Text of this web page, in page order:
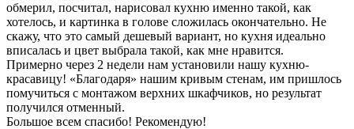
обмерил, посчитал, нарисовал кухню именно такой, как
хотелось, и картинка в голове сложилась окончательно. Не
скажу, что это самый дешевый вариант, но кухня идеально
вписалась и цвет выбрала такой, как мне нравится.
Примерно через 2 недели нам установили нашу кухню-
красавицу! «Благодаря» нашим кривым стенам, им пришлось
помучиться с монтажом верхних шкафчиков, но результат
получился отменный.
Большое всем спасибо! Рекомендую!